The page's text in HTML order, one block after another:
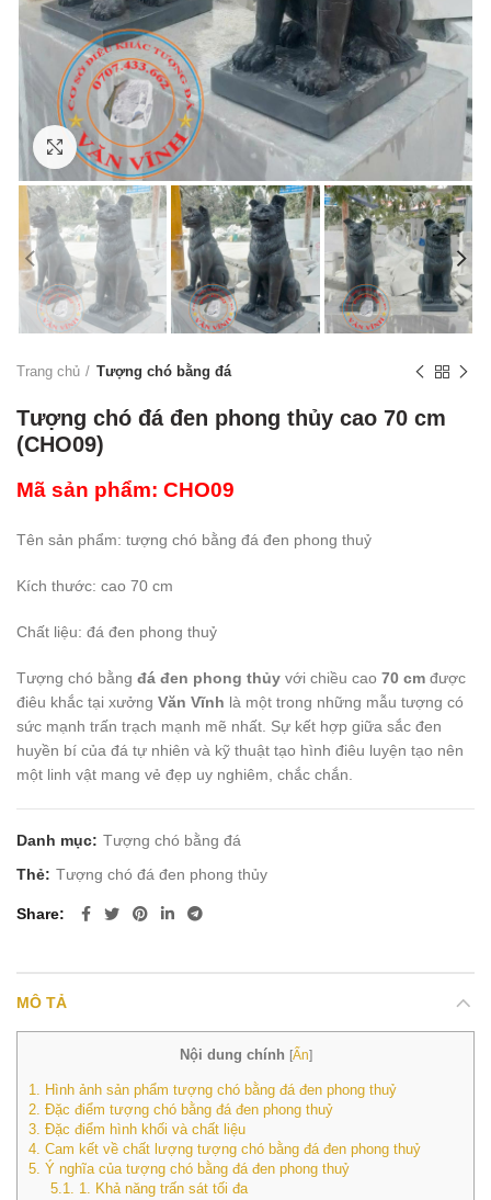
Click to enlarge
Trang chủ Tượng chó bằng đá
Tượng chó đá đen phong thủy cao 70 cm
(CHO09)
Mã sản phẩm: CHO09
Tên sản phẩm: tượng chó bằng đá đen phong thuỷ
Kích thước: cao 70 cm
Chất liệu: đá đen phong thuỷ
Tượng chó bằng đá đen phong thủy với chiều cao 70 cm được
điêu khắc tại xưởng Văn Vĩnh là một trong những mẫu tượng có
sức mạnh trấn trạch mạnh mẽ nhất. Sự kết hợp giữa sắc đen
huyền bí của đá tự nhiên và kỹ thuật tạo hình điêu luyện tạo nên
một linh vật mang vẻ đẹp uy nghiêm, chắc chắn.
Danh mục: Tượng chó bằng đá
Thẻ: Tượng chó đá đen phong thủy
Share
MÔ TẢ
Nội dung chính [Ẩn]
1. Hình ảnh sản phẩm tượng chó bằng đá đen phong thuỷ
2. Đặc điểm tượng chó bằng đá đen phong thuỷ
3. Đặc điểm hình khối và chất liệu
4. Cam kết về chất lượng tượng chó bằng đá đen phong thuỷ
5. Ý nghĩa của tượng chó bằng đá đen phong thuỷ
5.1. 1. Khả năng trấn sát tối đa